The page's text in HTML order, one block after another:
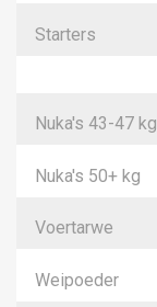
Starters
Nuka's 43-47 kg
Nuka's 50+ kg
Voertarwe
Weipoeder